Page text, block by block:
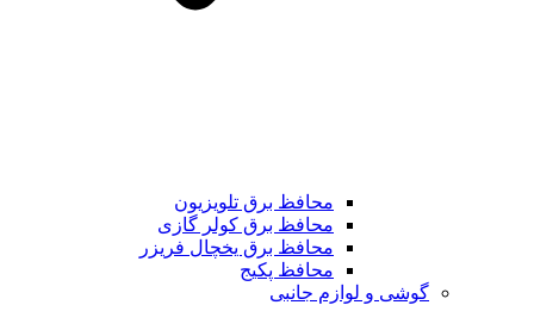
محافظ برق تلویزیون
محافظ برق کولر گازی
محافظ برق یخچال فریزر
محافظ پکیج
گوشی و لوازم جانبی